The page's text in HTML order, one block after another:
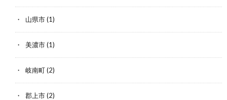
山県市(1)
美濃市(1)
岐南町(2)
郡上市(2)